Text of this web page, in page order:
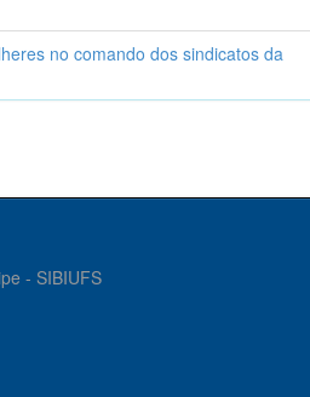
no comando dos sindicatos da
- SIBIUFS